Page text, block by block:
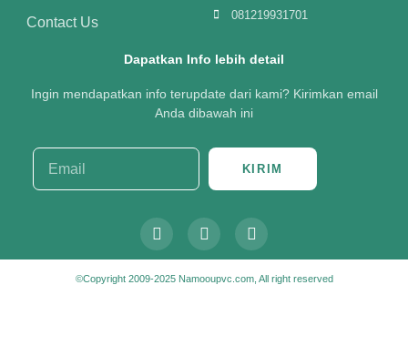
Contact Us 081219931701
Dapatkan Info lebih detail
Ingin mendapatkan info terupdate dari kami? Kirimkan email
Anda dibawah ini
KIRIM
©Copyright 2009-2025 Namooupvc.com, All right reserved